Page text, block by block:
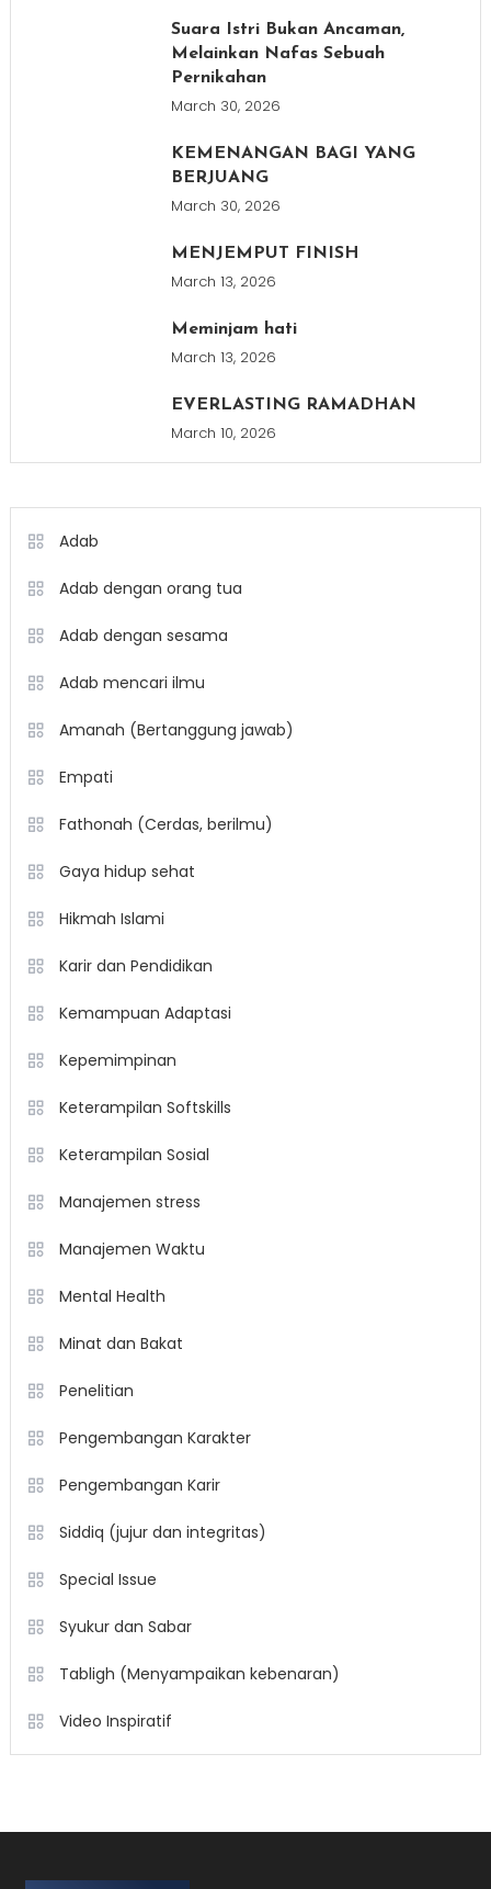
Suara Istri Bukan Ancaman,
Melainkan Nafas Sebuah
Pernikahan
March 30, 2026
KEMENANGAN BAGI YANG
BERJUANG
March 30, 2026
MENJEMPUT FINISH
March 13, 2026
Meminjam hati
March 13, 2026
EVERLASTING RAMADHAN
March 10, 2026
Adab
Adab dengan orang tua
Adab dengan sesama
Adab mencari ilmu
Amanah (Bertanggung jawab)
Empati
Fathonah (Cerdas, berilmu)
Gaya hidup sehat
Hikmah Islami
Karir dan Pendidikan
Kemampuan Adaptasi
Kepemimpinan
Keterampilan Softskills
Keterampilan Sosial
Manajemen stress
Manajemen Waktu
Mental Health
Minat dan Bakat
Penelitian
Pengembangan Karakter
Pengembangan Karir
Siddiq (jujur dan integritas)
Special Issue
Syukur dan Sabar
Tabligh (Menyampaikan kebenaran)
Video Inspiratif